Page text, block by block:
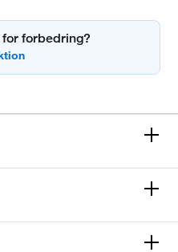
forbedring?